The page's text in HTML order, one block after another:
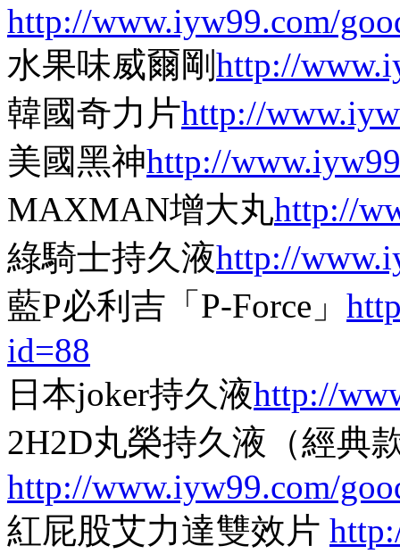
http://www.iyw99.com/
水果味威爾剛http://
韓國奇力片http://
美國黑神http://
MAXMAN增大丸http://
綠騎士持久液http://
藍P必利吉「P-Force」
id=88
日本joker持久液http://
2H2D丸榮持久液（經典
http://www.iyw99.com/
紅屁股艾力達雙效片